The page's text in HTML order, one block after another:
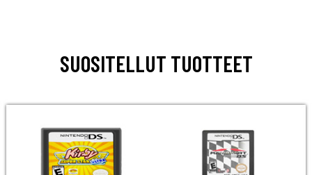
SUOSITELLUT TUOTTEET